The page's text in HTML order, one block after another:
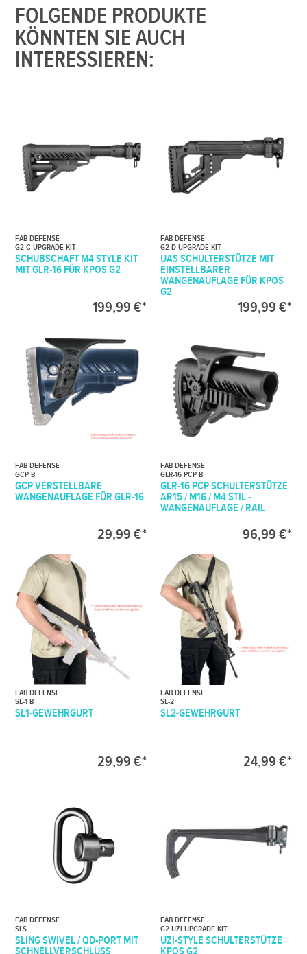
FOLGENDE PRODUKTE
KÖNNTEN SIE AUCH
INTERESSIEREN:
FAB DEFENSE
G2 C UPGRADE KIT
SCHUBSCHAFT M4 STYLE KIT
MIT GLR-16 FÜR KPOS G2
199,99 €*
FAB DEFENSE
G2 D UPGRADE KIT
UAS SCHULTERSTÜTZE MIT
EINSTELLBARER
WANGENAUFLAGE FÜR KPOS
G2
199,99 €*
FAB DEFENSE
GCP B
GCP VERSTELLBARE
WANGENAUFLAGE FÜR GLR-16
29,99 €*
FAB DEFENSE
GLR-16 PCP B
GLR-16 PCP SCHULTERSTÜTZE
AR15 / M16 / M4 STIL -
WANGENAUFLAGE / RAIL
96,99 €*
FAB DEFENSE
SL-1 B
SL1-GEWEHRGURT
29,99 €*
FAB DEFENSE
SL-2
SL2-GEWEHRGURT
24,99 €*
FAB DEFENSE
SLS
SLING SWIVEL / QD-PORT MIT
FAB DEFENSE
G2 UZI UPGRADE KIT
UZI-STYLE SCHULTERSTÜTZE